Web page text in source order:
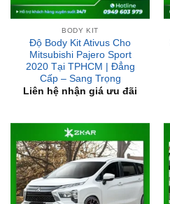
Độ Body Kit Ativus Cho
Mitsubishi Pajero Sport
2020 Tại TPHCM | Đẳng
Cấp – Sang Trọng
Liên hệ nhận giá ưu đãi